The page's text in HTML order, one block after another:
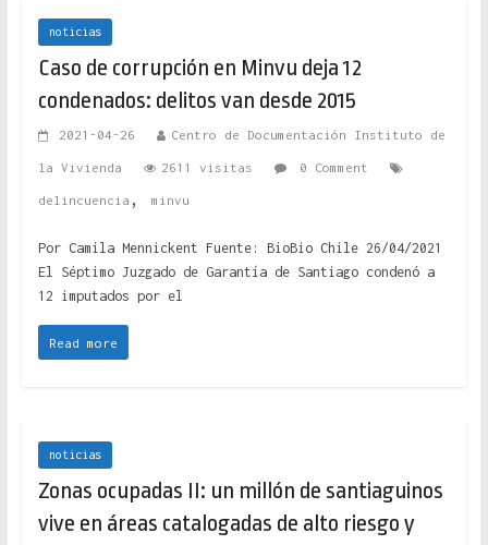
noticias
Caso de corrupción en Minvu deja 12
condenados: delitos van desde 2015
2021-04-26 Centro de Documentación Instituto de
la Vivienda 2611 visitas 0 Comment
delincuencia , minvu
Por Camila Mennickent Fuente: BioBio Chile 26/04/2021
El Séptimo Juzgado de Garantía de Santiago condenó a
12 imputados por el
Read more
noticias
Zonas ocupadas II: un millón de santiaguinos
vive en áreas catalogadas de alto riesgo y